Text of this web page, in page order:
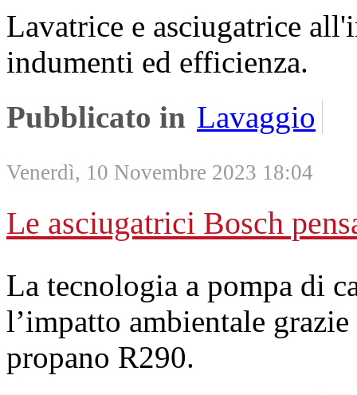
Lavatrice e asciugatrice
indumenti ed efficienza.
Pubblicato in Lavaggio
Venerdì, 10 Novembre 2023 18:04
Le asciugatrici Bosch
La tecnologia a pompa di
l’impatto ambientale
propano R290.